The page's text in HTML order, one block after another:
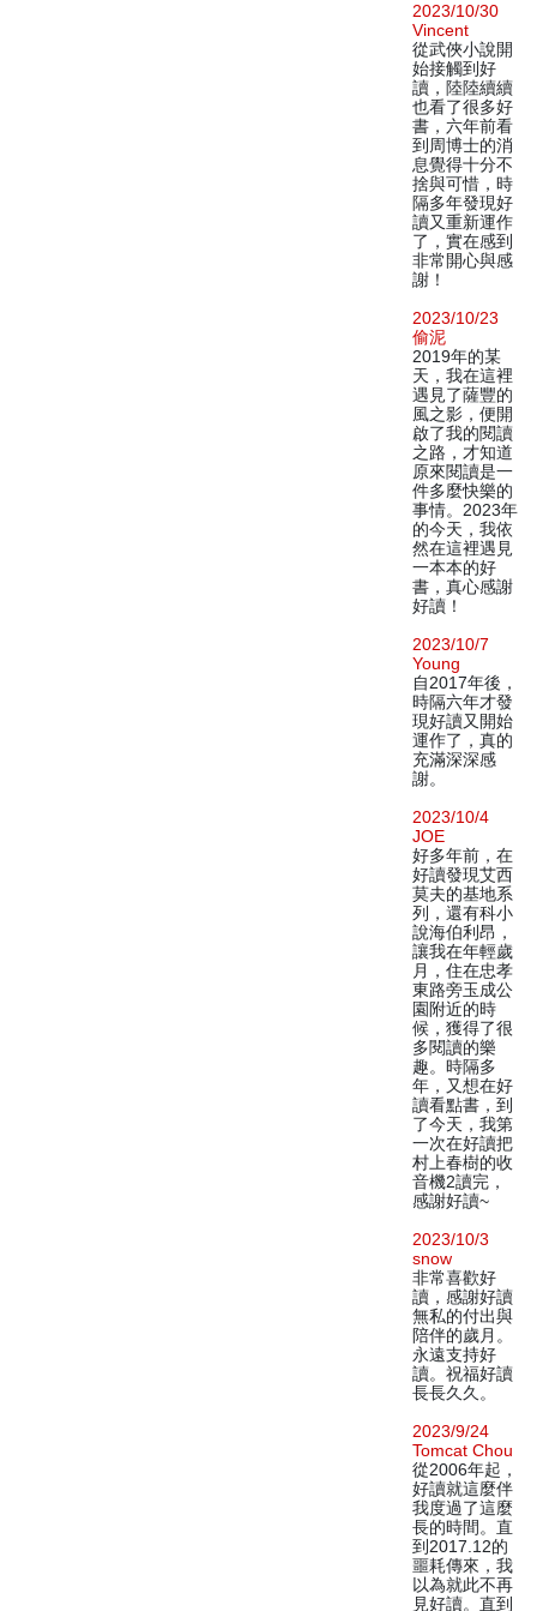
2023/10/30
Vincent
從武俠小說開
始接觸到好
讀，陸陸續續
也看了很多好
書，六年前看
到周博士的消
息覺得十分不
捨與可惜，時
隔多年發現好
讀又重新運作
了，實在感到
非常開心與感
謝！
2023/10/23
偷泥
2019年的某
天，我在這裡
遇見了薩豐的
風之影，便開
啟了我的閱讀
之路，才知道
原來閱讀是一
件多麼快樂的
事情。2023年
的今天，我依
然在這裡遇見
一本本的好
書，真心感謝
好讀！
2023/10/7
Young
自2017年後，
時隔六年才發
現好讀又開始
運作了，真的
充滿深深感
謝。
2023/10/4
JOE
好多年前，在
好讀發現艾西
莫夫的基地系
列，還有科小
說海伯利昂，
讓我在年輕歲
月，住在忠孝
東路旁玉成公
園附近的時
候，獲得了很
多閱讀的樂
趣。時隔多
年，又想在好
讀看點書，到
了今天，我第
一次在好讀把
村上春樹的收
音機2讀完，
感謝好讀~
2023/10/3
snow
非常喜歡好
讀，感謝好讀
無私的付出與
陪伴的歲月。
永遠支持好
讀。祝福好讀
長長久久。
2023/9/24
Tomcat Chou
從2006年起，
好讀就這麼伴
我度過了這麼
長的時間。直
到2017.12的
噩耗傳來，我
以為就此不再
見好讀。直到